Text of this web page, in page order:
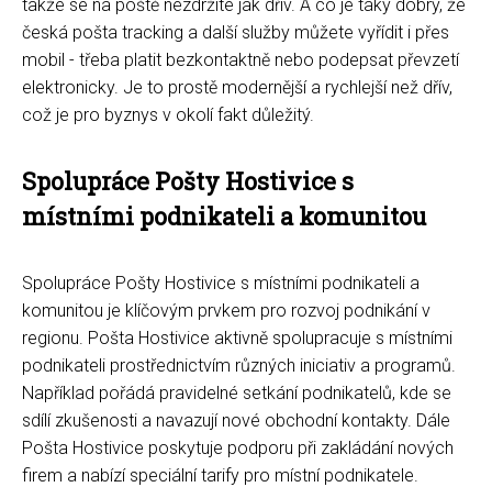
takže se na poště nezdržíte jak dřív. A co je taky dobrý, že
česká pošta tracking a další služby můžete vyřídit i přes
mobil - třeba platit bezkontaktně nebo podepsat převzetí
elektronicky. Je to prostě modernější a rychlejší než dřív,
což je pro byznys v okolí fakt důležitý.
Spolupráce Pošty Hostivice s
místními podnikateli a komunitou
Spolupráce Pošty Hostivice s místními podnikateli a
komunitou je klíčovým prvkem pro rozvoj podnikání v
regionu. Pošta Hostivice aktivně spolupracuje s místními
podnikateli prostřednictvím různých iniciativ a programů.
Například pořádá pravidelné setkání podnikatelů, kde se
sdílí zkušenosti a navazují nové obchodní kontakty. Dále
Pošta Hostivice poskytuje podporu při zakládání nových
firem a nabízí speciální tarify pro místní podnikatele.